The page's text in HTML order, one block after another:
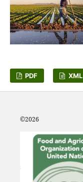
PDF XML
©2026